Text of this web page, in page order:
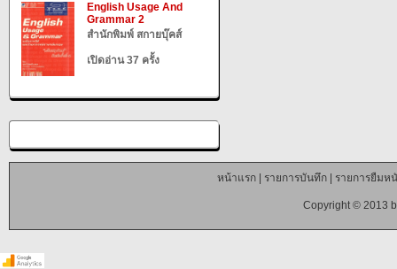
English Usage And
Grammar 2
สำนักพิมพ์ สกายบุ๊คส์
เปิดอ่าน 37 ครั้ง
หน้าแรก| รายการบันทึก| รายการยืมห
Copyright © 2013